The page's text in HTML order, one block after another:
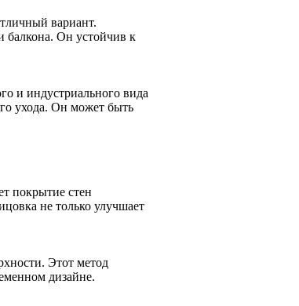
вариант.
балкона. Он устойчив к
и индустриального вида
ухода. Он может быть
покрытие стен
не только улучшает
Этот метод
дизайне.